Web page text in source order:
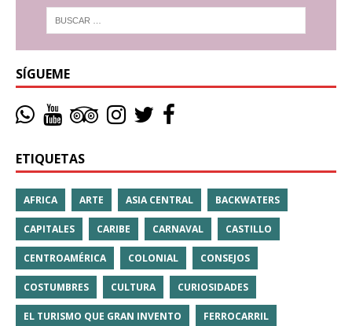
SÍGUEME
ETIQUETAS
AFRICA ARTE ASIA CENTRAL BACKWATERS
CAPITALES CARIBE CARNAVAL CASTILLO
CENTROAMÉRICA COLONIAL CONSEJOS
COSTUMBRES CULTURA CURIOSIDADES
EL TURISMO QUE GRAN INVENTO FERROCARRIL